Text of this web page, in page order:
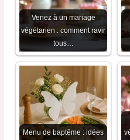
Venez à un mariage
végétarien : comment ravir
tous…
Menu de baptême : idées